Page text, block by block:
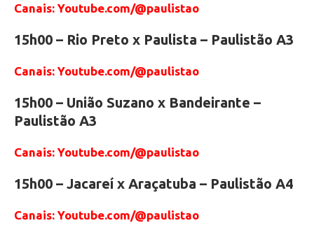
Canais: Youtube.com/@paulistao
15h00 – Rio Preto x Paulista – Paulistão A3
Canais: Youtube.com/@paulistao
15h00 – União Suzano x Bandeirante –
Paulistão A3
Canais: Youtube.com/@paulistao
15h00 – Jacareí x Araçatuba – Paulistão A4
Canais: Youtube.com/@paulistao